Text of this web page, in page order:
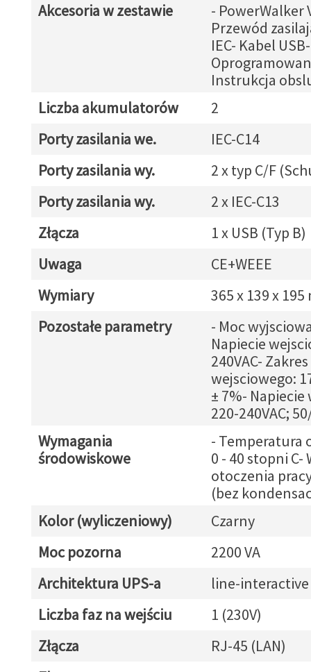
Akcesoria w zestawie
- PowerWalker
Przewód
IEC- Kabel USB-
Instrukcja
Liczba akumulatorów
2
Porty zasilania we.
IEC-C14
Porty zasilania wy.
2 x typ C/F
Porty zasilania wy.
2 x IEC-C13
Złącza
1 x USB (Typ B)
Uwaga
CE+WEEE
Wymiary
365 x 139 x 195
Pozostałe parametry
- Moc
Napiecie
240VAC-
wejsciowego:
± 7%- Napiecie
220-240VAC;
Wymagania
środowiskowe
- Temperatura
0 - 40 stopni
otoczenia
(bez
Kolor (wyliczeniowy)
Czarny
Moc pozorna
2200 VA
Architektura UPS-a
line-interactive
Liczba faz na wejściu
1 (230V)
Złącza
RJ-45 (LAN)